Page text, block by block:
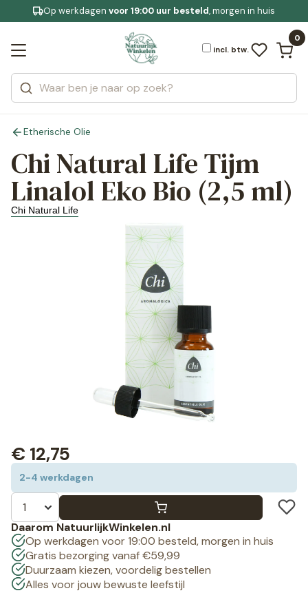
Gratis bezorging
Jouw bewuste leefstijl
Op werkdagenvoor 19:00 uur besteld, morgen in huis
incl. btw.
0
Zoeken
Categorieën
Merken
Bekijk alle resultaten
Etherische Olie
Chi Natural Life Tijm
Linalol Eko Bio (2,5 ml)
Chi Natural Life
2-4 werkdagen
€ 12,75
Daarom NatuurlijkWinkelen.nl
Op werkdagen voor 19:00 besteld, morgen in huis
Gratis bezorging vanaf €59,99
Duurzaam kiezen, voordelig bestellen
Alles voor jouw bewuste leefstijl